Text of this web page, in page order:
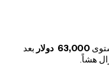
63,000 دولار بعد
هشاً.